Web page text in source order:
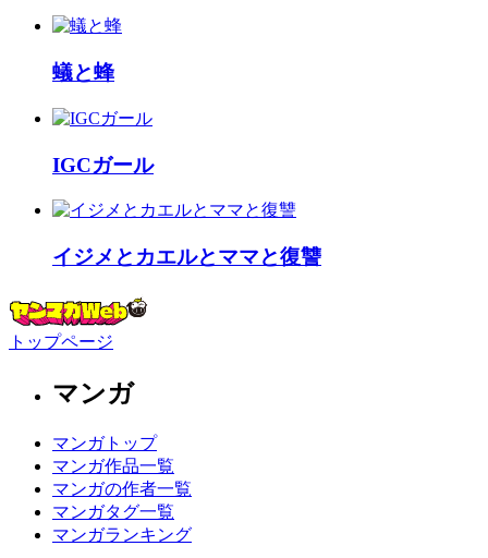
蟻と蜂
IGCガール
イジメとカエルとママと復讐
トップページ
マンガ
マンガトップ
マンガ作品一覧
マンガの作者一覧
マンガタグ一覧
マンガランキング